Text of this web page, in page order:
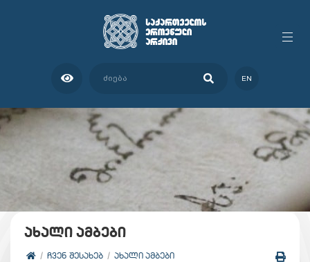
EN
ახალი ამბები
ᲩᲕᲔᲜ ᲨᲔᲡᲐᲮᲔᲑ ᲐᲮᲐᲚᲘ ᲐᲛᲑᲔᲑᲘ